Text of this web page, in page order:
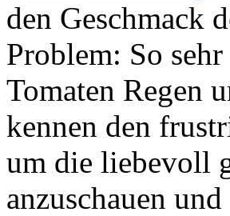
den Geschmack
Problem: So
Tomaten Regen
kennen den
um die liebevoll
anzuschauen